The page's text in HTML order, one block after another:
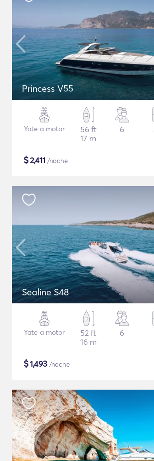
Princess V55
Yate a motor
56 ft
17 m
6
$2,411 /noche
Sealine S48
Yate a motor
52 ft
16 m
6
$1,493 /noche